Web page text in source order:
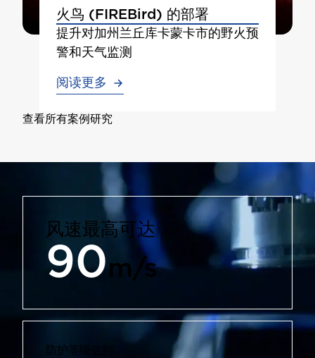
火鸟 (FIREBird) 的部署
提升对加州兰丘库卡蒙卡市的野火预
警和天气监测
阅读更多
查看所有案例研究
风速最高可达
90m/s
防护等级达到